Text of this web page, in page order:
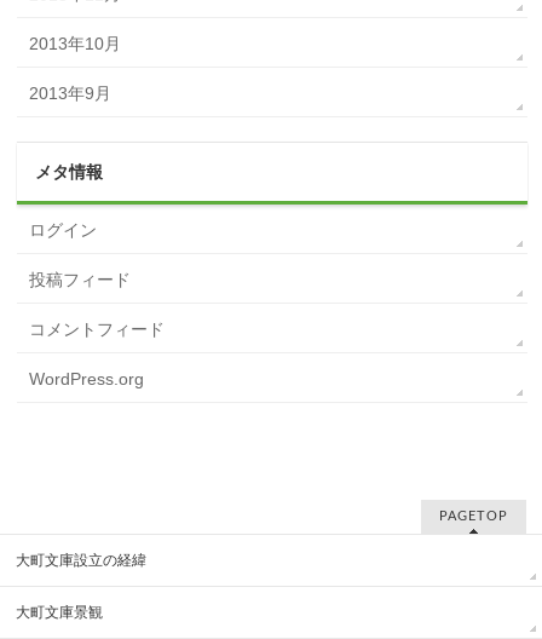
2013年10月
2013年9月
メタ情報
ログイン
投稿フィード
コメントフィード
WordPress.org
PAGETOP
大町文庫設立の経緯
大町文庫景観